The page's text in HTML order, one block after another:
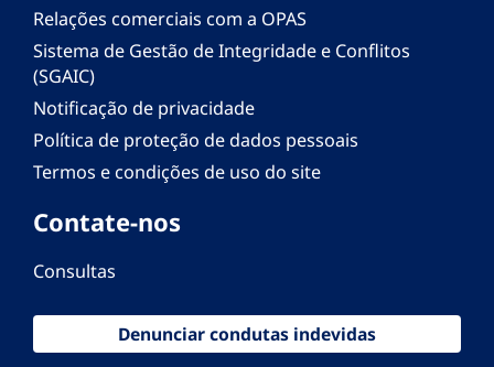
Relações comerciais com a OPAS
Sistema de Gestão de Integridade e Conflitos
(SGAIC)
Notificação de privacidade
Política de proteção de dados pessoais
Termos e condições de uso do site
Contate-nos
Consultas
Denunciar condutas indevidas